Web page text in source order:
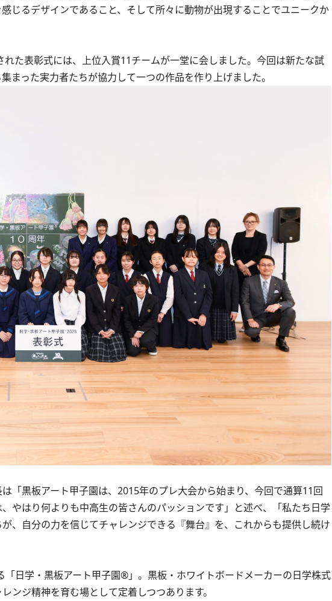
じるデザインであること、そして所々に動物が出現することでユニークか
た表彰式には、上位入賞11チームが一堂に会しました。今回は新たな試
まった実力者たちが協力して一つの作品を作り上げました。
「黒板アート甲子園は、2015年のプレ大会から始まり、今回で通算11回
やはり何よりも中高生の皆さんのパッションです」と述べ、「私たち日学
、自分の力を信じてチャレンジできる『舞台』を、これからも提供し続け
日学・黒板アート甲子園®」。黒板・ホワイトボードメーカーの日学株式
ンジ精神を育む場として定着しつつあります。